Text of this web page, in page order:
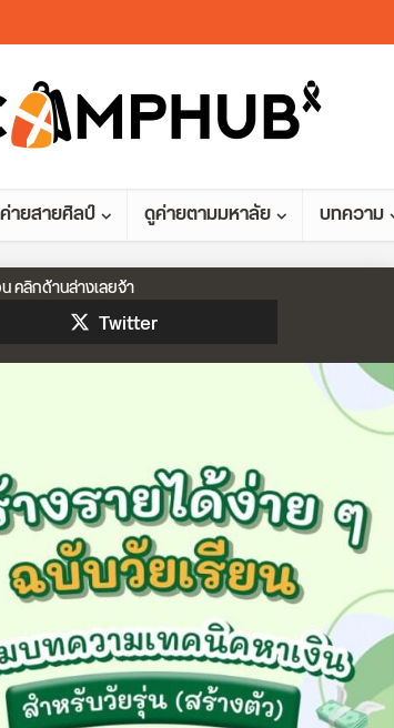
ค่ายสายศิลป์ ดูค่ายตามมหาลัย บทความ
คลิกด้านล่างเลยจ้า
Twitter